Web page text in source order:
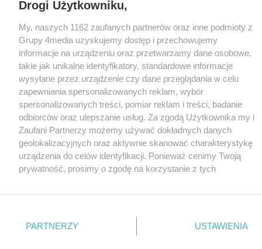
Unmute Loaded
Drogi Użytkowniku,
My, naszych 1162 zaufanych partnerów oraz inne podmioty z
Grupy 4media uzyskujemy dostęp i przechowujemy
informacje na urządzeniu oraz przetwarzamy dane osobowe,
takie jak unikalne identyfikatory, standardowe informacje
wysyłane przez urządzenie czy dane przeglądania w celu
zapewniania spersonalizowanych reklam, wybór
spersonalizowanych treści, pomiar reklam i treści, badanie
odbiorców oraz ulepszanie usług. Za zgodą Użytkownika my i
Zaufani Partnerzy możemy używać dokładnych danych
geolokalizacyjnych oraz aktywnie skanować charakterystykę
urządzenia do celów identyfikacji. Ponieważ cenimy Twoją
prywatność, prosimy o zgodę na korzystanie z tych
. Niektóre rodzaje przetwarzania
PARTNERZY USTAWIENIA